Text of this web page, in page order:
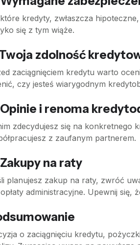
kredyty, zwłaszcza
się z tym wiąże.
zdolność
zaciągnięciem kredytu warto
czy jesteś wiarygodnym
i renoma
zdecydujesz się na konkretnego
z zaufanym partnerem.
na raty
planujesz zakup na raty, zwróć
administracyjne. Upewnij się,
o zaciągnięciu kredytu,